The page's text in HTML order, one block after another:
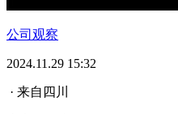
公司观察
2024.11.29 15:32
· 来自四川